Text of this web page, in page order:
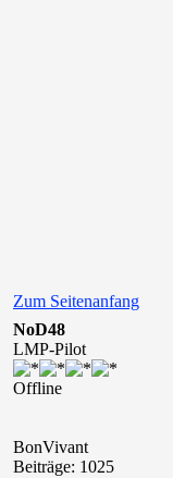
Zum Seitenanfang
NoD48
LMP-Pilot
Offline
BonVivant
Beiträge: 1025